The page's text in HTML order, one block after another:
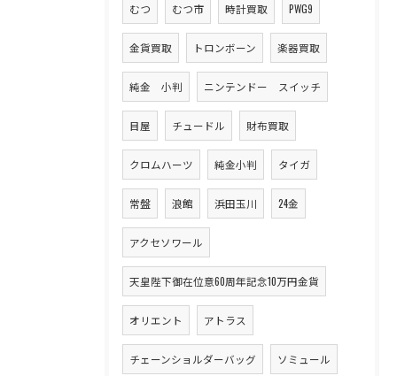
むつ むつ市 時計買取 PWG9
金貨買取 トロンボーン 楽器買取
純金 小判 ニンテンドー スイッチ
目屋 チュードル 財布買取
クロムハーツ 純金小判 タイガ
常盤 浪館 浜田玉川 24金
アクセソワール
天皇陛下御在位意60周年記念10万円金貨
オリエント アトラス
チェーンショルダーバッグ ソミュール